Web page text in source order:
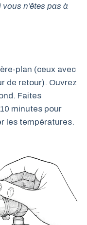
n’êtes pas à
plan (ceux avec
de retour). Ouvrez
Faites
minutes pour
les températures.